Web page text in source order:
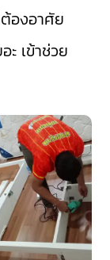
องอาศัย
เข้าช่วย